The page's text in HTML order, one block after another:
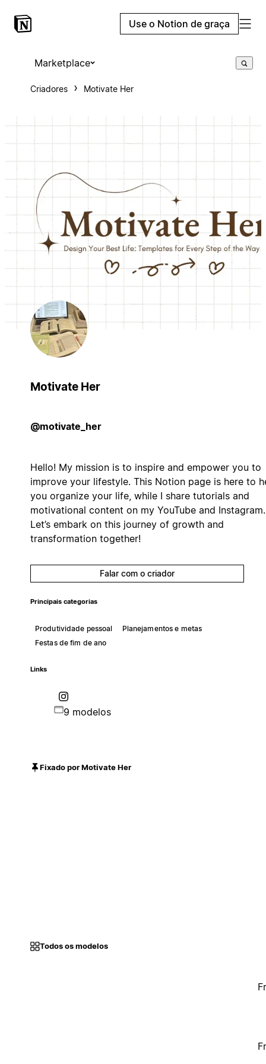
Use o Notion de graça
Marketplace
Criadores Motivate Her
Motivate Her
@motivate_her
Hello! My mission is to inspire and empower you to
improve your lifestyle. This Notion page is here to
you organize your life, while I share tutorials and
motivational content on my YouTube and Instagram.
Let’s embark on this journey of growth and
transformation together!
Falar com o criador
Principais categorias
Produtividade pessoal
Planejamentos e metas
Festas de fim de ano
Links
9 modelos
Fixado por Motivate Her
Todos os modelos